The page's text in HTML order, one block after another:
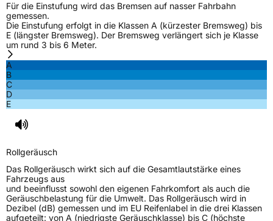
Für die Einstufung wird das Bremsen auf nasser Fahrbahn
gemessen.
Die Einstufung erfolgt in die Klassen A (kürzester Bremsweg) bis
E (längster Bremsweg). Der Bremsweg verlängert sich je Klasse
um rund 3 bis 6 Meter.
A
B
C
D
E
Rollgeräusch
Das Rollgeräusch wirkt sich auf die Gesamtlautstärke eines
Fahrzeugs aus
und beeinflusst sowohl den eigenen Fahrkomfort als auch die
Geräuschbelastung für die Umwelt. Das Rollgeräusch wird in
Dezibel (dB) gemessen und im EU Reifenlabel in die drei Klassen
aufgeteilt: von A (niedrigste Geräuschklasse) bis C (höchste